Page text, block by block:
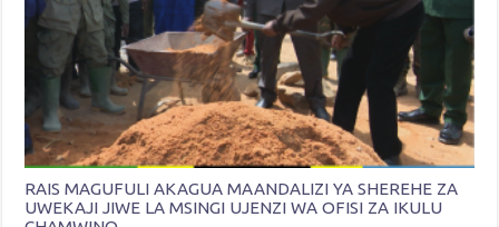
RAIS MAGUFULI AKAGUA MAANDALIZI YA SHEREHE ZA
UWEKAJI JIWE LA MSINGI UJENZI WA OFISI ZA IKULU